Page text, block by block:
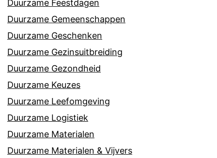
Duurzame Feestdagen
Duurzame Gemeenschappen
Duurzame Geschenken
Duurzame Gezinsuitbreiding
Duurzame Gezondheid
Duurzame Keuzes
Duurzame Leefomgeving
Duurzame Logistiek
Duurzame Materialen
Duurzame Materialen & Vijvers